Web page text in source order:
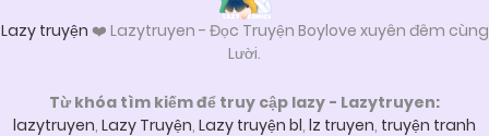
Lazy truyện ❤️ Lazytruyen - Đọc Truyện Boylove xuyên đêm cùng
Lười.
Từ khóa tìm kiếm để truy cập lazy - Lazytruyen:
lazytruyen, Lazy Truyện, Lazy truyện bl, lz truyen, truyện tranh